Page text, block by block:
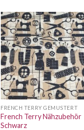
Auf die
Wunschliste
FRENCH TERRY GEMUSTERT
French Terry Nähzubehör
Schwarz